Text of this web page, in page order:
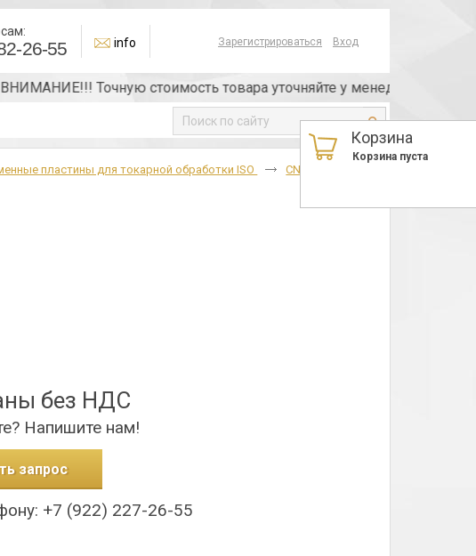
Зарегистрироваться Вход
26-55 info
Точную стоимость товара уточняйте у менеджера или по
Корзина
Корзина пуста
пластины для токарной обработки ISO CNMG
без НДС
Напишите нам!
запрос
+7 (922) 227-26-55